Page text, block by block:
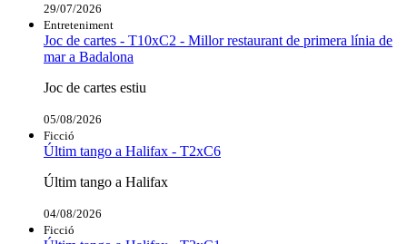
29/07/2026
Entreteniment
Joc de cartes - T10xC2 - Millor restaurant de primera línia de
mar a Badalona
Joc de cartes estiu
05/08/2026
Ficció
Últim tango a Halifax - T2xC6
Últim tango a Halifax
04/08/2026
Ficció